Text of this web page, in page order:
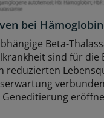
bei
Beta-
sind für
reduzierten